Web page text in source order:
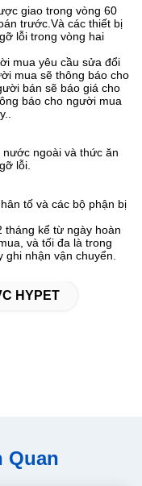
giao trong vòng 60
trước.Và các thiết bị
lỗi trong vòng hai
mua yêu cầu sửa đổi
mua sẽ thông báo cho
bán sẽ báo giá cho
báo cho người mua
ngoài và thức ăn
lỗi.
tố và các bộ phận bị
tháng kể từ ngày hoàn
và tối đa là trong
nhận vận chuyển.
HYPET
Quan